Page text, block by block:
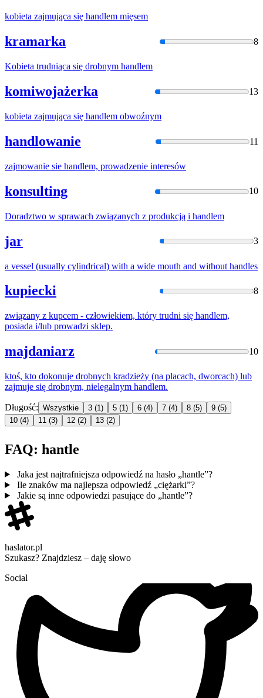
kobieta zajmująca się handlem mięsem
kramarka 8
Kobieta trudniąca się drobnym handlem
komiwojażerka 13
kobieta zajmująca się handlem obwoźnym
handlowanie 11
zajmowanie sie handlem, prowadzenie interesów
konsulting 10
Doradztwo w sprawach związanych z produkcją i handlem
jar 3
a vessel (usually cylindrical) with a wide mouth and without handles
kupiecki 8
związany z kupcem - człowiekiem, który trudni się handlem,
posiada i/lub prowadzi sklep.
majdaniarz 10
ktoś, kto dokonuje drobnych kradzieży (na placach, dworcach) lub
zajmuje się drobnym, nielegalnym handlem.
Długość: Wszystkie 3 (1) 5 (1) 6 (4) 7 (4) 8 (5) 9 (5)
10 (4) 11 (3) 12 (2) 13 (2)
FAQ: hantle
Jaka jest najtrafniejsza odpowiedź na hasło „hantle”?
Ile znaków ma najlepsza odpowiedź „ciężarki”?
Jakie są inne odpowiedzi pasujące do „hantle”?
haslator.pl
Szukasz? Znajdziesz – daję słowo
Social